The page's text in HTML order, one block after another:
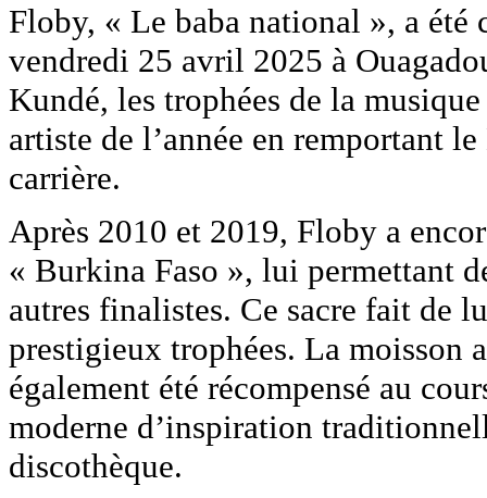
Floby, « Le baba national », a été
vendredi 25 avril 2025 à
Kundé, les trophées de la
artiste de l’année en remportant
carrière.
Après 2010 et 2019, Floby a
« Burkina Faso », lui permettant
autres finalistes. Ce sacre fait de
prestigieux trophées. La moisson
également été récompensé au
moderne d’inspiration
discothèque.